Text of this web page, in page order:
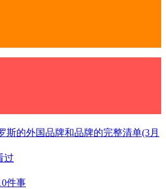
斯的外国品牌和品牌的完整清单(3月
过
件事